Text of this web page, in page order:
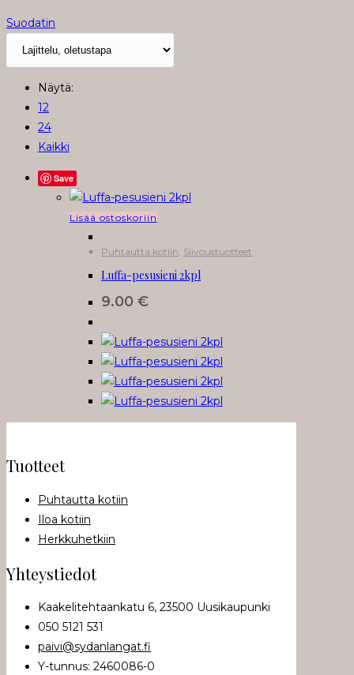
Suodatin
Näytä:
12
24
Kaikki
Save
Lisää ostoskoriin
Puhtautta kotiin Siivoustuotteet
Luffa-pesusieni 2kpl
9.00 €
Tuotteet
Puhtautta kotiin
Iloa kotiin
Herkkuhetkiin
Yhteystiedot
Kaakelitehtaankatu 6, 23500 Uusikaupunki
050 5121 531
paivi@sydanlangat.fi
Y-tunnus: 2460086-0